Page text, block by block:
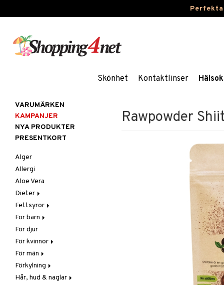
Skönhet Kontaktlinser
Rawpowder
VARUMÄRKEN
KAMPANJER
NYA PRODUKTER
PRESENTKORT
Alger
Allergi
Aloe Vera
Dieter
Glutenintolerans
LCHF
Raw Food
Fettsyror
Marina fettsyror
Veg fettsyror
För barn
Fettsyror
Hudvård
Vitamin & mineral
För djur
För kvinnor
Graviditet & amning
Klimakterie & PMS
Näringstillskott
För män
Näringstillskott
Övriga
Förkylning
C-vitamin
Hår, hud & naglar